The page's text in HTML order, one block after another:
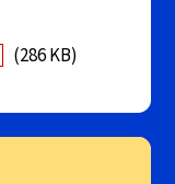
(286 KB)